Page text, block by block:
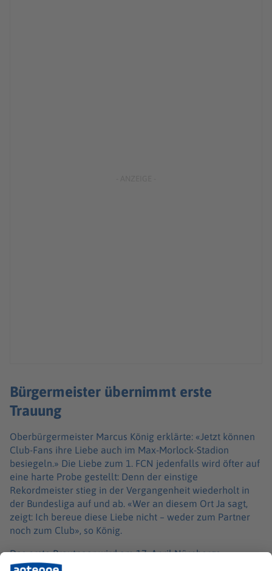
Bürgermeister übernimmt erste
Trauung
Oberbürgermeister Marcus König erklärte: «Jetzt können
Club­-Fans ihre Liebe auch im Max­-Morlock-­Stadion
besiegeln.» Die Liebe zum 1. FCN jedenfalls wird öfter auf
eine harte Probe gestellt: Denn der einstige
Rekordmeister stieg in der Vergangenheit wiederholt in
der Bundesliga auf und ab. «Wer an diesem Ort Ja sagt,
zeigt: Ich bereue diese Liebe nicht – weder zum Partner
noch zum Club», so König.
Das erste Brautpaar wird am 17. April Nürnbergs
Bürgermeister Christian Vogel (SPD) vermählen. Platz bei